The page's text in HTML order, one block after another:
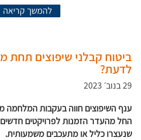
להמשך קריאה
ביטוח קבלני שיפוצים
לדעת?
29 בנוב׳ 2023
ענף השיפוצים חווה בעקבות המלחמה
החל מהעדר הזמנות לפרויקטים חדשים
שנעצרו כליל או מתעכבים משמעותית.